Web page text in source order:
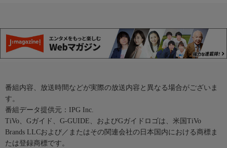
番組内容、放送時間などが実際の放送内容と異なる場合がございま
す。
番組データ提供元：IPG Inc.
TiVo、Gガイド、G-GUIDE、およびGガイドロゴは、米国TiVo
Brands LLCおよび／またはその関連会社の日本国内における商標ま
たは登録商標です。